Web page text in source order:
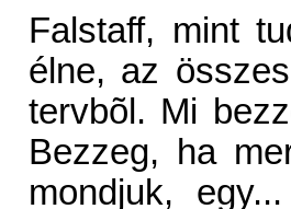
Falstaff, mint
élne, az
tervbõl. Mi
Bezzeg, ha
mondjuk,